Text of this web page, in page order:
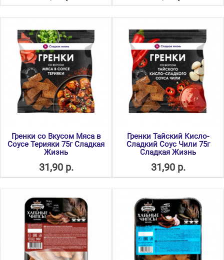
Гренки со Вкусом Мяса в
Соусе Терияки 75г Сладкая
Жизнь
31,90 р.
Гренки Тайский Кисло-
Сладкий Соус Чили 75г
Сладкая Жизнь
31,90 р.